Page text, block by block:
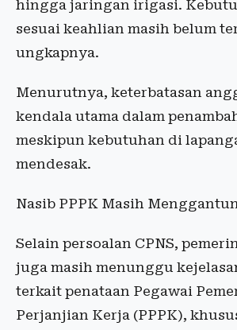
hingga jaringan irigasi.
sesuai keahlian masih belum
ungkapnya.
Menurutnya, keterbatasan
kendala utama dalam
meskipun kebutuhan di
mendesak.
Nasib PPPK Masih
Selain persoalan CPNS,
juga masih menunggu
terkait penataan Pegawai
Perjanjian Kerja (PPPK),